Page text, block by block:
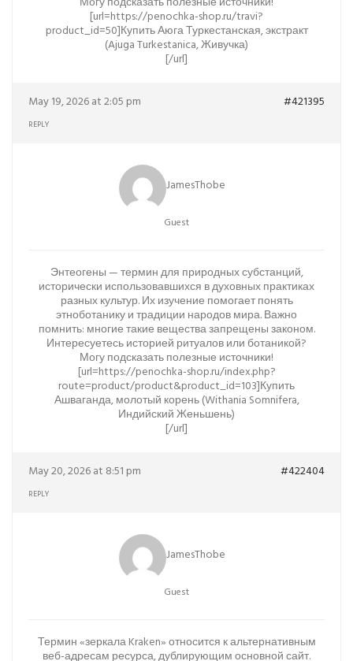
[url=https://penochka-shop.ru/travi?
product_id=50]Купить Аюга Туркестанская, экстракт
(Ajuga Turkestanica, Живучка)
[/url]
May 19, 2026 at 2:05 pm #421395
REPLY
JamesThobe
Guest
Энтеогены — термин для природных субстанций,
исторически использовавшихся в духовных практиках
разных культур. Их изучение помогает понять
этноботанику и традиции народов мира. Важно
помнить: многие такие вещества запрещены законом.
Интересуетесь историей ритуалов или ботаникой?
Могу подсказать полезные источники!
[url=https://penochka-shop.ru/index.php?
route=product/product&product_id=103]Купить
Ашваганда, молотый корень (Withania Somnifera,
Индийский Женьшень)
[/url]
May 20, 2026 at 8:51 pm #422404
REPLY
JamesThobe
Guest
Термин «зеркала Kraken» относится к альтернативным
веб-адресам ресурса, дублирующим основной сайт.